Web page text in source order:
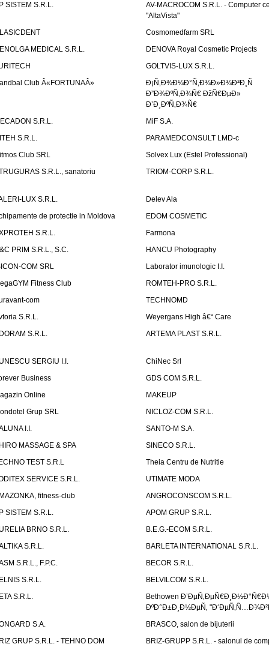
SISTEM S.R.L.
AV-MACROCOM S.R.L. - Computer
"AltaVista"
Cosmomedfarm SRL
MEDICAL S.R.L.
DENOVA Royal Cosmetic Projects
GOLTVIS-LUX S.R.L.
Club Â«FORTUNAÂ»
Ð¡Ñ‚Ð¾Ð¼Ð°Ñ‚Ð¾Ð»Ð¾Ð³Ð¸Ñ
Ð”Ð¾ÐºÑ‚Ð¾Ñ€ ÐžÑ€ÐµÐ»
Ð’Ð¸ÐºÑ‚Ð¾Ñ€
S.R.L.
MiF S.A.
S.R.L.
PARAMEDCONSULT LMD-c
Club SRL
Solvex Lux (Estel Professional)
S.R.L., sanatoriu
TRIOM-CORP S.R.L.
LUX S.R.L.
Delev Ala
de protectie in Moldova
EDOM COSMETIC
S.R.L.
Farmona
PRIM S.R.L., S.C.
HANCU Photography
COM SRL
Laborator imunologic I.I.
Fitness Club
ROMTEH-PRO S.R.L.
com
TECHNOMD
S.R.L.
Weyergans High â€“ Care
S.R.L.
ARTEMA PLAST S.R.L.
SERGIU I.I.
ChiNec Srl
Business
GDS COM S.R.L.
Online
MAKEUP
Grup SRL
NICLOZ-COM S.R.L.
I.I.
SANTO-M S.A.
MASSAGE & SPA
SINECO S.R.L.
TEST S.R.L
Theia Centru de Nutritie
SERVICE S.R.L.
UTIMATE MODA
fitness-club
ANGROCONSCOM S.R.L.
SISTEM S.R.L.
APOM GRUP S.R.L.
BRNO S.R.L.
B.E.G.-ECOM S.R.L.
S.R.L.
BARLETA INTERNATIONAL S.R.L.
S.R.L., F.P.C.
BECOR S.R.L.
S.R.L.
BELVILCOM S.R.L.
S.R.L.
Bethowen
ÐºÐ°Ð±Ð¸Ð½ÐµÑ‚
S.A.
BRASCO, salon de bijuterii
GRUP S.R.L. - TEHNO DOM
BRIZ-GRUPP S.R.L. - salonul de